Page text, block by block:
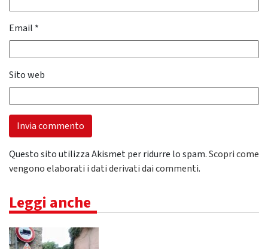
Email *
Sito web
Questo sito utilizza Akismet per ridurre lo spam.Scopri come
vengono elaborati i dati derivati dai commenti.
Leggi anche